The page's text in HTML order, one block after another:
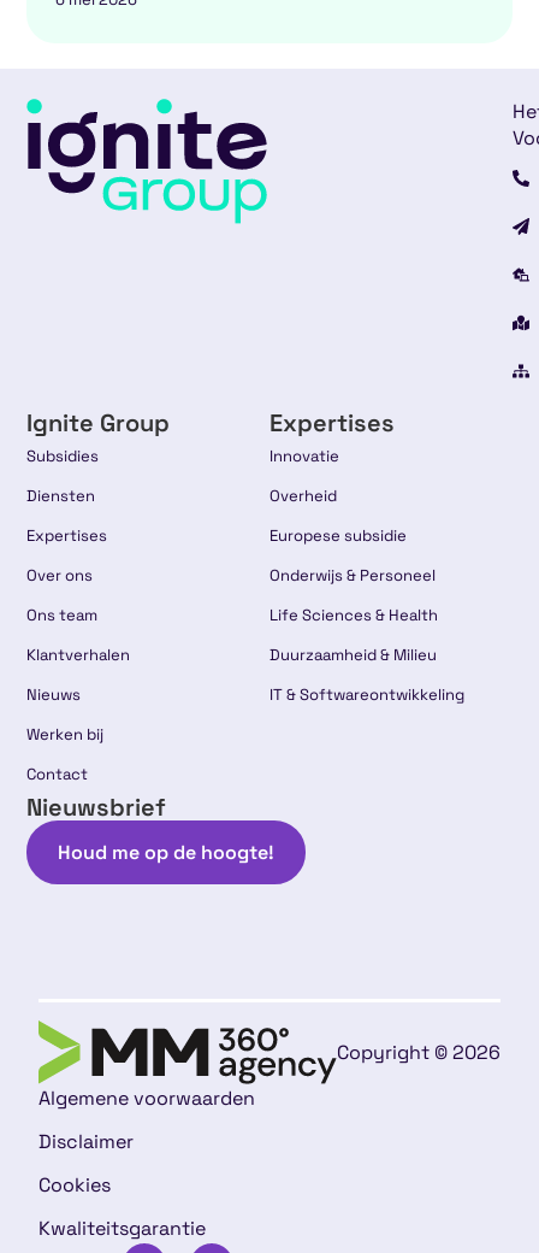
Ignite Group
Subsidies
Diensten
Expertises
Over ons
Ons team
Klantverhalen
Nieuws
Werken bij
Contact
Expertises
Innovatie
Overheid
Europese subsidie
Onderwijs & Personeel
Life Sciences & Health
Duurzaamheid & Milieu
IT & Softwareontwikkeling
Nieuwsbrief
Houd me op de hoogte!
Copyright © 2026
Algemene voorwaarden
Disclaimer
Cookies
Kwaliteitsgarantie